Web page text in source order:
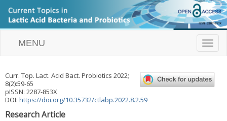
T
o
l
e
MENU
Curr. Top. Lact. Acid Bact. Probiotics 2022;
8(2):59-65
pISSN: 2287-853X
DOI: https://doi.org/10.35732/ctlabp.2022.8.2.59
Research Article